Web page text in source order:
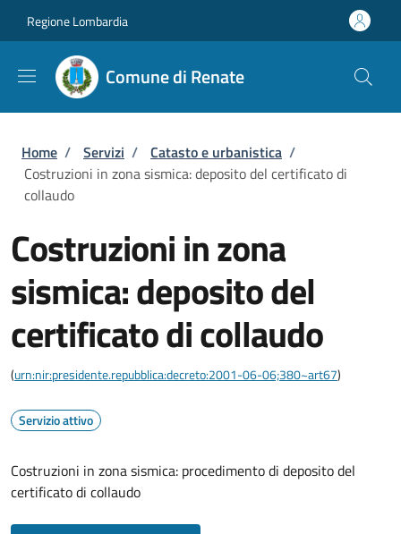
Regione Lombardia
Comune di Renate
Briciole di pane
Home / Servizi / Catasto e urbanistica /
Costruzioni in zona sismica: deposito del certificato di
collaudo
Costruzioni in zona
sismica: deposito del
certificato di collaudo
(urn:nir:presidente.repubblica:decreto:2001-06-06;380~art67)
Servizio attivo
Costruzioni in zona sismica: procedimento di deposito del
certificato di collaudo